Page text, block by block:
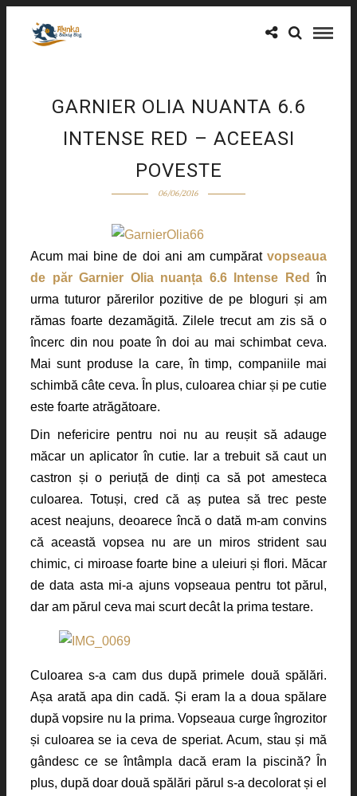
GARNIER OLIA NUANTA 6.6
INTENSE RED – ACEEASI
POVESTE
06/06/2016
Acum mai bine de doi ani am cumpărat vopseaua
de păr Garnier Olia nuanța 6.6 Intense Red în
urma tuturor părerilor pozitive de pe bloguri și am
rămas foarte dezamăgită. Zilele trecut am zis să o
încerc din nou poate în doi au mai schimbat ceva.
Mai sunt produse la care, în timp, companiile mai
schimbă câte ceva. În plus, culoarea chiar și pe cutie
este foarte atrăgătoare.
Din nefericire pentru noi nu au reușit să adauge
măcar un aplicator în cutie. Iar a trebuit să caut un
castron și o periuță de dinți ca să pot amesteca
culoarea. Totuși, cred că aș putea să trec peste
acest neajuns, deoarece încă o dată m-am convins
că această vopsea nu are un miros strident sau
chimic, ci miroase foarte bine a uleiuri și flori. Măcar
de data asta mi-a ajuns vopseaua pentru tot părul,
dar am părul ceva mai scurt decât la prima testare.
Culoarea s-a cam dus după primele două spălări.
Așa arată apa din cadă. Și eram la a doua spălare
după vopsire nu la prima. Vopseaua curge îngrozitor
și culoarea se ia ceva de speriat. Acum, stau și mă
gândesc ce se întâmpla dacă eram la piscină? În
plus, după doar două spălări părul s-a decolorat și el